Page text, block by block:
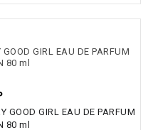
GIRL EAU DE PARFUM
80 ml